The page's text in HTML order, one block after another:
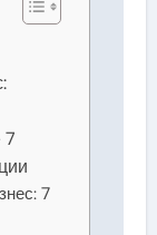
7
7